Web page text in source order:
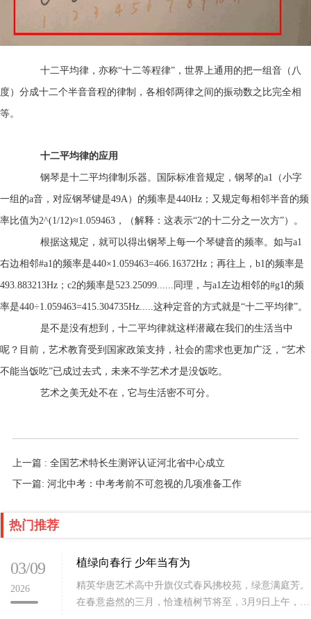
十二平均律，亦称“十二等程律”，世界上通用的把一组音（八
度）分成十二个半音音程的律制，各相邻两律之间的振动数之比完全相
等。
十二平均律的应用
钢琴是十二平均律制乐器。国际标准音规定，钢琴的a1（小字
一组的a音，对应钢琴键是49A）的频率是440Hz；又规定每相邻半音的频
率比值为2^(1/12)≈1.059463，（解释：这表示“2的十二分之一次方”）。
根据这规定，就可以得出钢琴上每一个琴键音的频率。如与a1
右边相邻#a1的频率是440×1.059463=466.16372Hz；再往上，b1的频率是
493.883213Hz；c2的频率是523.25099......同理，与a1左边相邻的#g1的频
率是440÷1.059463=415.304735Hz.....这种定音的方式就是“十二平均律”。
是不是没有想到，十二平均律就这样潜藏在我们的生活当中
呢？目前，艺术教育受到国家政策支持，社会的需求也更加广泛，“艺术
不能当饭吃”已成过去式，未来不学艺术才是没饭吃。
艺术之美无处不在，它与生活密不可分。
上一篇 : 全国艺术特长生测评认证河北省中心成立
下一篇: 河北中考：中考考前不可忽视的几项准备工作
热门推荐
03/09
2026
植绿向春行 少年当有为
精英华唐艺术高中升旗仪式春风拂校苑，绿意满庭芳。
在春意盎然的三月，恰逢植树节将至，3月9日上午，石